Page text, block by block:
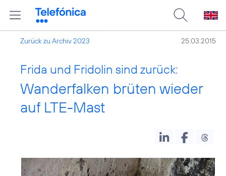
Zurück zu Archiv 2023 25.03.2015
Frida und Fridolin sind zurück:
Wanderfalken brüten wieder
auf LTE-Mast